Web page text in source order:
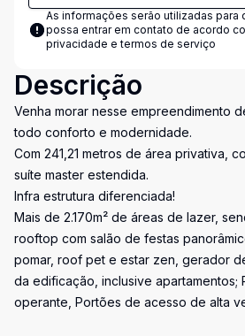
As informações serão utilizadas para
possa entrar em contato de acordo
privacidade e termos de serviço
Descrição
Venha morar nesse empreendimento
todo conforto e modernidade.
Com 241,21 metros de área privativa,
suíte master estendida.
Infra estrutura diferenciada!
Mais de 2.170m² de áreas de lazer,
rooftop com salão de festas
pomar, roof pet e estar zen, gerador
da edificação, inclusive apartamentos;
operante, Portões de acesso de alta